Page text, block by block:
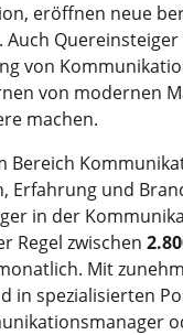
eröffnen neue
Auch
von
von modernen
machen.
Bereich
Erfahrung und
in der
Regel zwischen
Mit
in spezialisierten